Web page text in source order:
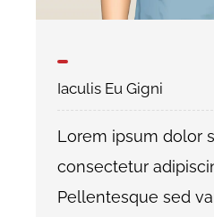
BP TANKSTELLE
RESTAURANT
KONTAKT
Iaculis Eu Gigni
Lorem ipsum dolor
consectetur
Pellentesque sed